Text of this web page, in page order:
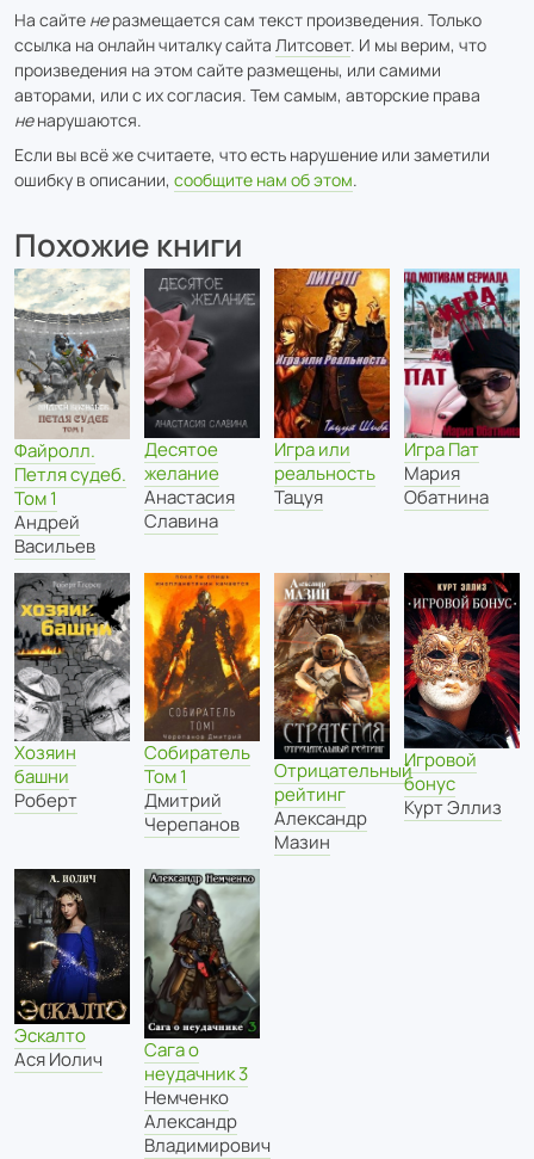
На сайте неразмещается сам текст произведения. Только
ссылка на онлайн читалку сайта Литсовет. И мы верим, что
произведения на этом сайте размещены, или самими
авторами, или с их согласия. Тем самым, авторские права
ненарушаются.
Если вы всё же считаете, что есть нарушение или заметили
ошибку в описании, сообщите нам об этом.
Похожие книги
Файролл.
Петля судеб.
Том 1
Андрей
Васильев
Десятое
желание
Анастасия
Славина
Игра или
реальность
Тацуя
Игра Пат
Мария
Обатнина
Хозяин
башни
Роберт
Собиратель
Том 1
Дмитрий
Черепанов
Отрицательный
рейтинг
Александр
Мазин
Игровой
бонус
Курт Эллиз
Эскалто
Ася Иолич
Сага о
неудачник 3
Немченко
Александр
Владимирович